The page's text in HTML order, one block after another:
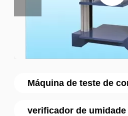
Máquina de teste de
verificador de umidade